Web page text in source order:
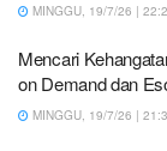
MINGGU, 19/7/26 |
Mencari
on Demand dan
MINGGU, 19/7/26 |